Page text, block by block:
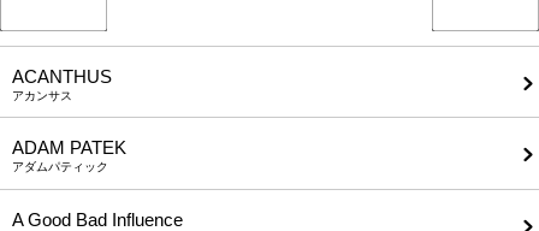
ACANTHUS
アカンサス
ADAM PATEK
アダムパティック
A Good Bad Influence